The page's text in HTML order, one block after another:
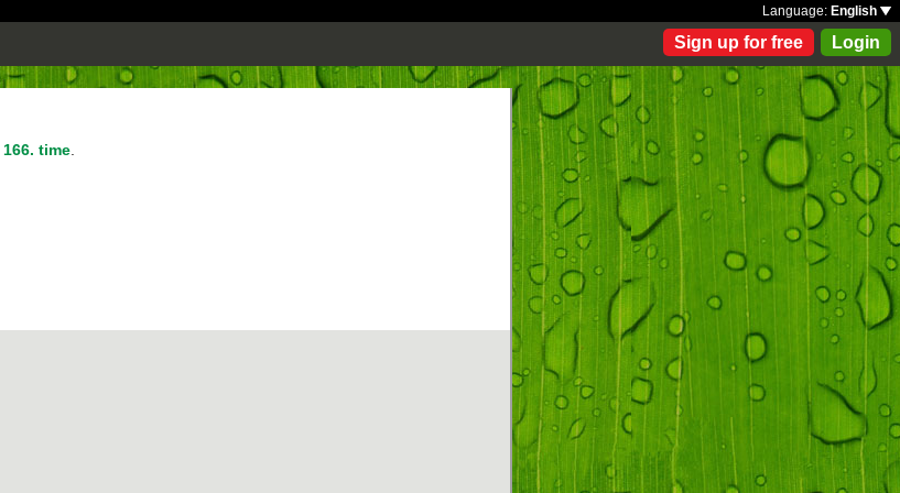
Language: English
Sign up for free Login
166. time